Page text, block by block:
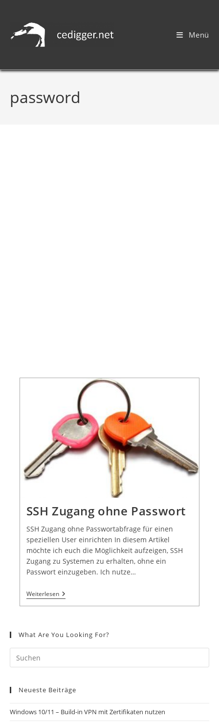
Menü
password
SSH Zugang ohne Passwort
SSH Zugang ohne Passwortabfrage für einen
speziellen User einrichten In diesem Artikel
möchte ich euch die Möglichkeit aufzeigen, SSH
Zugang zu Systemen zu erhalten, ohne ein
Passwort einzugeben. Ich nutze…
Weiterlesen
What Are You Looking For?
Neueste Beiträge
Windows 10/11 – Build-in VPN mit Zertifikaten nutzen